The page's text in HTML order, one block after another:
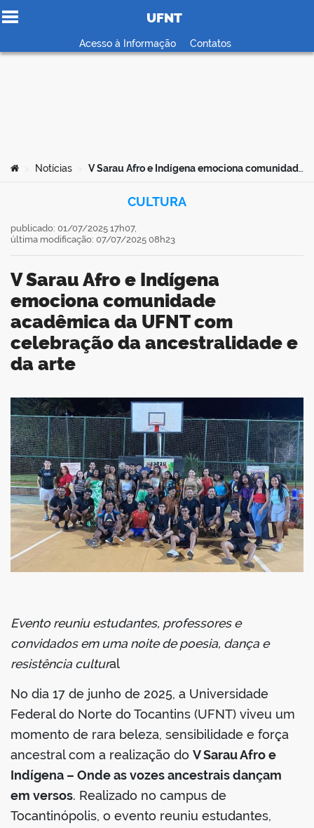
Ir para o conteúdo
UFNT
Acesso à Informação Contatos
Você está aqui:
Notícias V Sarau Afro e Indígena emociona comunidade acadêmica da UFNT com celebração da ancestralidade e da arte
CULTURA
V Sarau Afro e Indígena
emociona comunidade
acadêmica da UFNT com
celebração da ancestralidade e
da arte
publicado: 01/07/2025 17h07,
última modificação: 07/07/2025 08h23
Evento reuniu estudantes, professores e
convidados em uma noite de poesia, dança e
resistência cultural
No dia 17 de junho de 2025, a Universidade
Federal do Norte do Tocantins (UFNT) viveu um
momento de rara beleza, sensibilidade e força
ancestral com a realização do V Sarau Afro e
Indígena – Onde as vozes ancestrais dançam
em versos. Realizado no campus de
Tocantinópolis, o evento reuniu estudantes,